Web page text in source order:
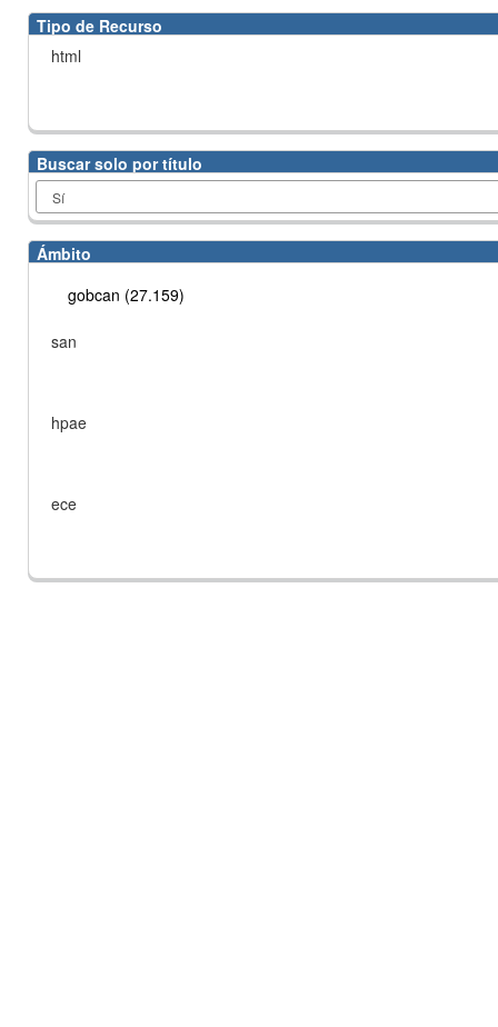
Tipo de Recurso
html
Buscar solo por título
Ámbito
gobcan (27.159)
san
hpae
ece